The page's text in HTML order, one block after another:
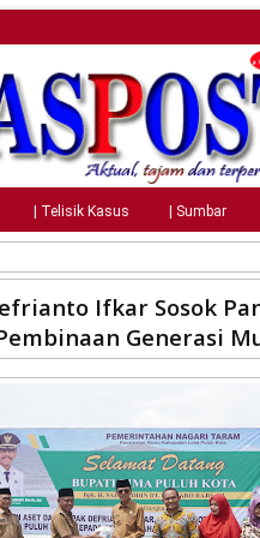
| Telisik Kasus | Sumbar
Ifkar Sosok
Generasi